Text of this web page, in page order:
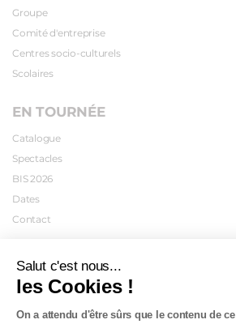
Groupe
Comité d'entreprise
Centres socio-culturels
Scolaires
EN TOURNÉE
Catalogue
Spectacles
BIS 2026
Dates
Contact
INFOS PRATIQUES
Plan d'accès
Salut c'est nous...
les Cookies !
On a attendu d'être sûrs que le contenu de ce